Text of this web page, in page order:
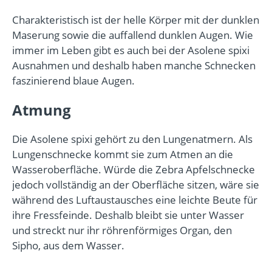
Charakteristisch ist der helle Körper mit der dunklen
Maserung sowie die auffallend dunklen Augen. Wie
immer im Leben gibt es auch bei der Asolene spixi
Ausnahmen und deshalb haben manche Schnecken
faszinierend blaue Augen.
Atmung
Die Asolene spixi gehört zu den Lungenatmern. Als
Lungenschnecke kommt sie zum Atmen an die
Wasseroberfläche. Würde die Zebra Apfelschnecke
jedoch vollständig an der Oberfläche sitzen, wäre sie
während des Luftaustausches eine leichte Beute für
ihre Fressfeinde. Deshalb bleibt sie unter Wasser
und streckt nur ihr röhrenförmiges Organ, den
Sipho, aus dem Wasser.